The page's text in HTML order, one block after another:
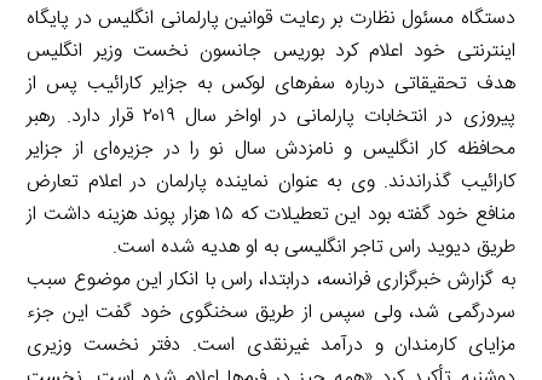
دستگاه مسئول نظارت بر رعایت قوانین پارلمانی انگلیس در پایگاه
اینترنتی خود اعلام کرد بوریس جانسون نخست وزیر انگلیس
هدف تحقیقاتی درباره سفر‌های لوکس به جزایر کارائیب پس از
پیروزی در انتخابات پارلمانی در اواخر سال ۲۰۱۹ قرار دارد. رهبر
محافظه کار انگلیس و نامزدش سال نو را در جزیره‌ای از جزایر
کارائیب گذراندند. وی به عنوان نماینده پارلمان در اعلام تعارض
منافع خود گفته بود این تعطیلات که ۱۵ هزار پوند هزینه داشت از
طریق دیوید راس تاجر انگلیسی به او هدیه شده است.
به گزارش خبرگزاری فرانسه، درابتدا‏، راس با انکار این موضوع سبب
سردرگمی شد، ولی سپس از طریق سخنگوی خود گفت این جزء
مزایای کارمندان و درآمد غیرنقدی است. دفتر نخست وزیری